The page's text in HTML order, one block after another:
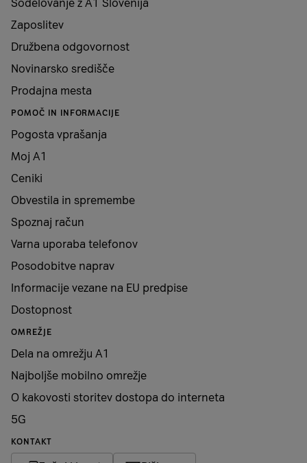
Sodelovanje z A1 Slovenija
Zaposlitev
Družbena odgovornost
Novinarsko središče
Prodajna mesta
POMOČ IN INFORMACIJE
Pogosta vprašanja
Moj A1
Ceniki
Obvestila in spremembe
Spoznaj račun
Varna uporaba telefonov
Posodobitve naprav
Informacije vezane na EU predpise
Dostopnost
OMREŽJE
Dela na omrežju A1
Najboljše mobilno omrežje
O kakovosti storitev dostopa do interneta
5G
KONTAKT